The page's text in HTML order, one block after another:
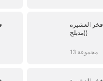
فخر العشيرة
(مدبلج)
13 مجموعة